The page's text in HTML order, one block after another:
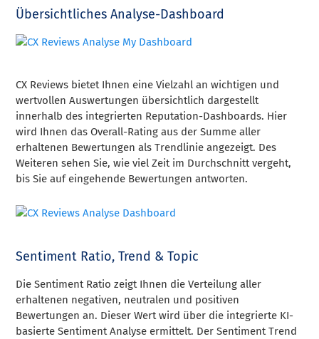
Übersichtliches Analyse-Dashboard
CX Reviews bietet Ihnen eine Vielzahl an wichtigen und
wertvollen Auswertungen übersichtlich dargestellt
innerhalb des integrierten Reputation-Dashboards. Hier
wird Ihnen das Overall-Rating aus der Summe aller
erhaltenen Bewertungen als Trendlinie angezeigt. Des
Weiteren sehen Sie, wie viel Zeit im Durchschnitt vergeht,
bis Sie auf eingehende Bewertungen antworten.
Sentiment Ratio, Trend & Topic
Die Sentiment Ratio zeigt Ihnen die Verteilung aller
erhaltenen negativen, neutralen und positiven
Bewertungen an. Dieser Wert wird über die integrierte KI-
basierte Sentiment Analyse ermittelt. Der Sentiment Trend